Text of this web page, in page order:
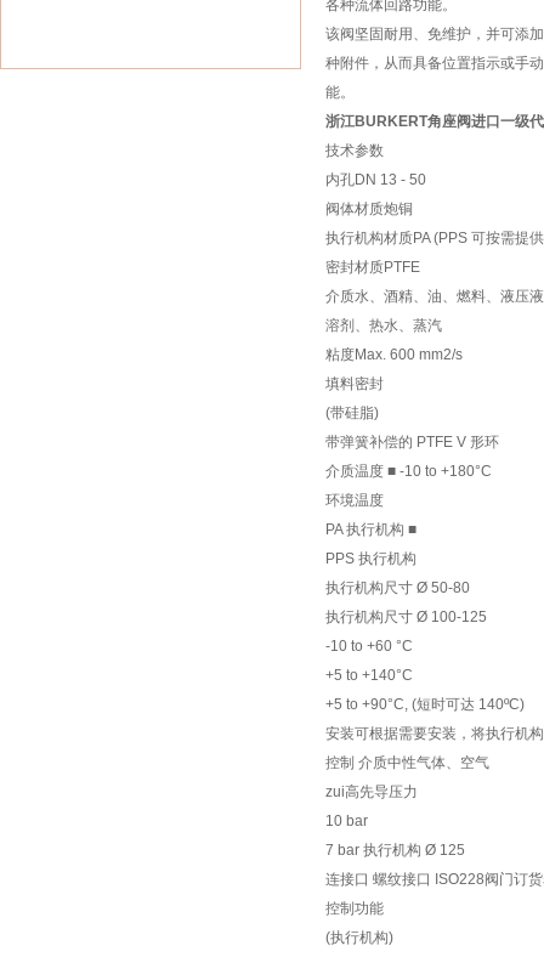
各种流体回路功能。
该阀坚固耐用、免维护，并可添
种附件，从而具备位置指示或手
能。
浙江BURKERT角座阀进口一级
技术参数
内孔DN 13 - 50
阀体材质炮铜
执行机构材质PA (PPS 可按需提
密封材质PTFE
介质水、酒精、油、燃料、液压
溶剂、热水、蒸汽
粘度Max. 600 mm2/s
填料密封
(带硅脂)
带弹簧补偿的 PTFE V 形环
介质温度 ■ -10 to +180°C
环境温度
PA 执行机构 ■
PPS 执行机构
执行机构尺寸 Ø 50-80
执行机构尺寸 Ø 100-125
-10 to +60 °C
+5 to +140°C
+5 to +90°C, (短时可达 140ºC)
安装可根据需要安装，将执行机
控制 介质中性气体、空气
zui高先导压力
10 bar
7 bar 执行机构 Ø 125
连接口 螺纹接口 ISO228阀门订
控制功能
(执行机构)